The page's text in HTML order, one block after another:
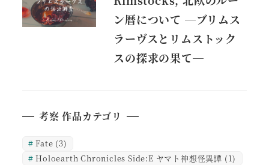
ン暦について ―ブリムス
ラーヴスとリムストック
スの探求の果て―
考察 作品カテゴリ
Fate (3)
Holoearth Chronicles Side:E ヤマト神想怪異譚 (1)